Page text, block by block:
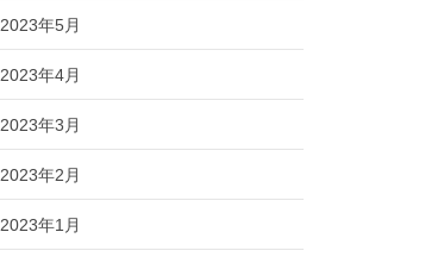
2023年5月
2023年4月
2023年3月
2023年2月
2023年1月